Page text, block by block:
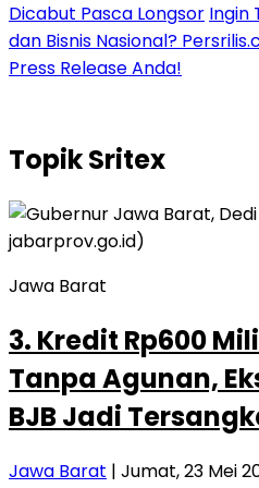
Dicabut Pasca Longsor Ingin
dan Bisnis Nasional?
Press Release Anda!
TopikSritex
Jawa Barat
3. Kredit Rp600
Tanpa Agunan,
BJB Jadi
Jawa Barat | Jumat, 23 Mei